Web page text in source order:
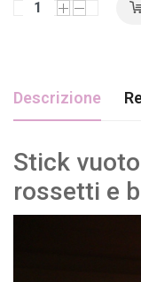
Descrizione
Stick
rossetti e